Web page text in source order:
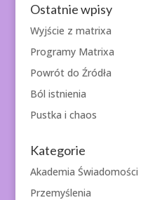
Ostatnie wpisy
Wyjście z matrixa
Programy Matrixa
Powrót do Źródła
Ból istnienia
Pustka i chaos
Kategorie
Akademia Świadomości
Przemyślenia